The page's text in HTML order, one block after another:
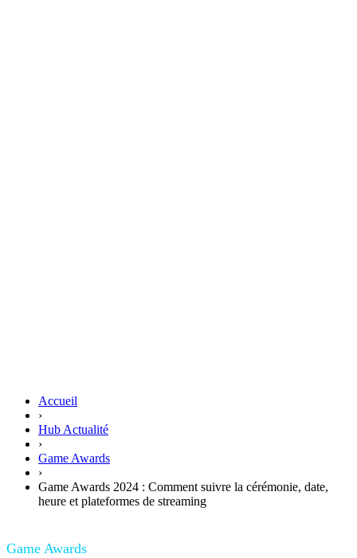
Accueil
›
Hub Actualité
›
Game Awards
›
Game Awards 2024 : Comment suivre la cérémonie, date,
heure et plateformes de streaming
Game Awards